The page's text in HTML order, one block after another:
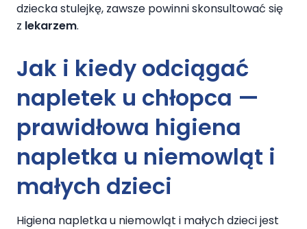
dziecka stulejkę, zawsze powinni skonsultować się
z lekarzem.
Jak i kiedy odciągać
napletek u chłopca —
prawidłowa higiena
napletka u niemowląt i
małych dzieci
Higiena napletka u niemowląt i małych dzieci jest